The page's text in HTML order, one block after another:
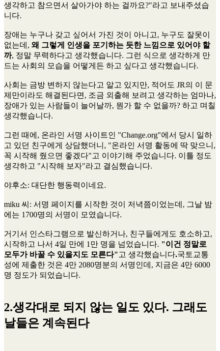
생각하고 참으면서 살아가야 하는 걸까요?"라고 보내주셨습
니다.
장애는 누구나 갖고 싶어서 가진 것이 아니고, 누구도 잘못이
없는데, 왜 그렇게 인생을 포기하는 듯한 느낌으로 있어야 할
까, 정말 무력하다고 생각했습니다. 그런 식으로 생각하게 만
드는 사회의 모습을 어떻게든 하고 싶다고 생각했습니다.
사회는 금방 변하지 않는다고 알고 있지만, 적어도 JR의 이 문
제만이라도 해결된다면, 조금 외출해 보려고 생각하는 엄마나,
장애가 있는 사람들이 늘어날까, 뭔가 할 수 없을까? 하고 며칠
생각했습니다.
그런 때에, 온라인 서명 사이트인 "Change.org"에서 당시 일하
고 있던 친구에게 상담했더니, "온라인 서명 활동에 딱 맞으니,
꼭 시작해 줬으면 좋겠다"고 이야기해 주었습니다. 이틀 정도
생각하고 "시작해 보자"라고 결심했습니다.
야후소: 대단한 행동력이네요.
miku 씨 : 서명 페이지를 시작한 것이 저녁쯤이었는데, 그날 밤
에는 1700명의 서명이 모였습니다.
거기서 인스타그램으로 발신하거나, 친구들에게도 호소하고,
시작하고 나서 4일 만에 1만 명을 넘었습니다. "이건 정말로
모두가 바꿀 수 있을지도 모른다" 고 생각했습니다.국토교통
성에 제출한 것은 4만 2080명분의 서명인데, 지금은 4만 6000
명 정도가 되었습니다.
2.생각대로 되지 않는 일도 있다. 그래도
날들은 계속된다